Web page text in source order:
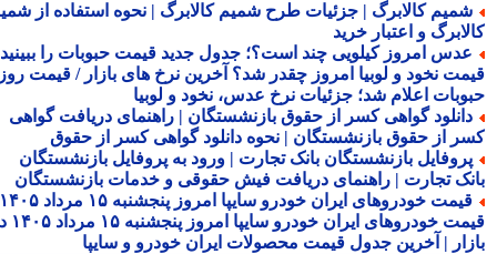
کالابرگ | جزئیات طرح شمیم کالابرگ | نحوه استفاده از شمیم
و اعتبار خرید
امروز کیلویی چند است؟؛ جدول جدید قیمت حبوبات را ببینید /
نخود و لوبیا امروز چقدر شد؟ آخرین نرخ های بازار / قیمت روز
اعلام شد؛ جزئیات نرخ عدس، نخود و لوبیا
گواهی کسر از حقوق بازنشستگان | راهنمای دریافت گواهی
از حقوق بازنشستگان | نحوه دانلود گواهی کسر از حقوق
بازنشستگان بانک تجارت | ورود به پروفایل بازنشستگان
تجارت | راهنمای دریافت فیش حقوقی و خدمات بازنشستگان
قیمت خودروهای ایران خودرو سایپا امروز پنجشنبه ۱۵ مرداد ۱۴۰۵ |
قیمت خودروهای ایران خودرو سایپا امروز پنجشنبه ۱۵ مرداد ۱۴۰۵ در
| آخرین جدول قیمت محصولات ایران خودرو و سایپا